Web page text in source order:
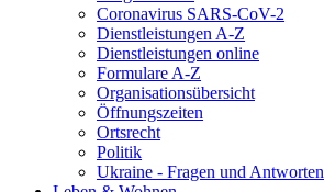
Coronavirus SARS-CoV-2
Dienstleistungen A-Z
Dienstleistungen online
Formulare A-Z
Organisationsübersicht
Öffnungszeiten
Ortsrecht
Politik
Ukraine - Fragen und Antworten